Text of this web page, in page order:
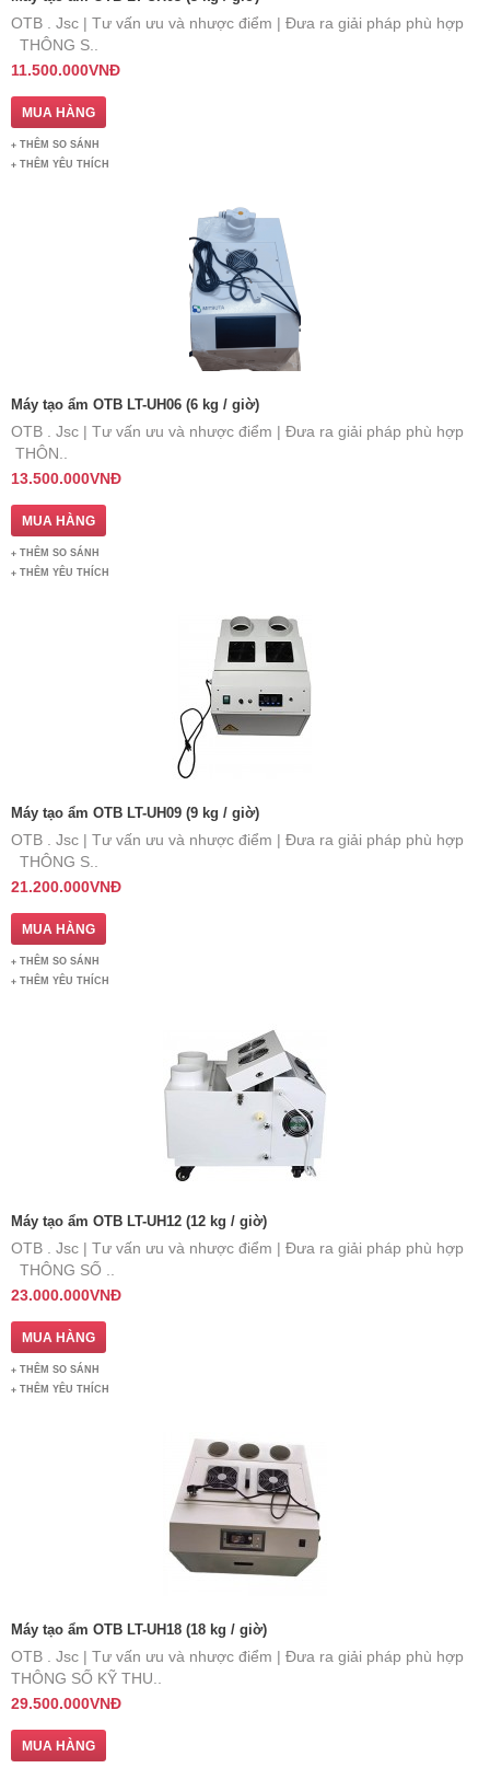
OTB . Jsc | Tư vấn ưu và nhược điểm | Đưa ra giải pháp phù hợp
THÔNG S..
11.500.000VNĐ
THÊM SO SÁNH
THÊM YÊU THÍCH
Máy tạo ẩm OTB LT-UH06 (6 kg / giờ)
OTB . Jsc | Tư vấn ưu và nhược điểm | Đưa ra giải pháp phù hợp
​THÔN..
13.500.000VNĐ
THÊM SO SÁNH
THÊM YÊU THÍCH
Máy tạo ẩm OTB LT-UH09 (9 kg / giờ)
OTB . Jsc | Tư vấn ưu và nhược điểm | Đưa ra giải pháp phù hợp
THÔNG S..
21.200.000VNĐ
THÊM SO SÁNH
THÊM YÊU THÍCH
Máy tạo ẩm OTB LT-UH12 (12 kg / giờ)
OTB . Jsc | Tư vấn ưu và nhược điểm | Đưa ra giải pháp phù hợp
THÔNG SỐ ..
23.000.000VNĐ
THÊM SO SÁNH
THÊM YÊU THÍCH
Máy tạo ẩm OTB LT-UH18 (18 kg / giờ)
OTB . Jsc | Tư vấn ưu và nhược điểm | Đưa ra giải pháp phù hợp
THÔNG SỐ KỸ THU..
29.500.000VNĐ